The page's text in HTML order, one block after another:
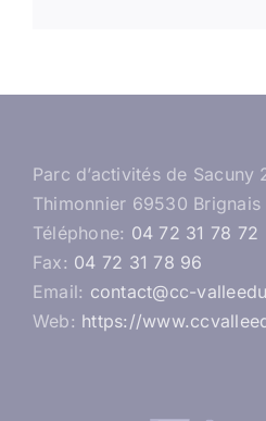
Parc d’activités de Sacuny
Thimonnier 69530 Brignais
Téléphone: 04 72 31 78 72
Fax: 04 72 31 78 96
Email: contact@cc-
Web: https://